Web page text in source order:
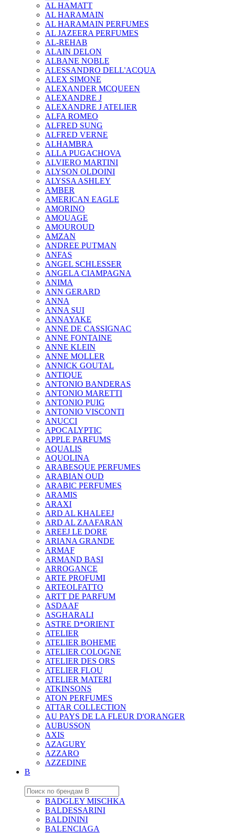
AL HAMATT
AL HARAMAIN
AL HARAMAIN PERFUMES
AL JAZEERA PERFUMES
AL-REHAB
ALAIN DELON
ALBANE NOBLE
ALESSANDRO DELL'ACQUA
ALEX SIMONE
ALEXANDER MCQUEEN
ALEXANDRE J
ALEXANDRE J ATELIER
ALFA ROMEO
ALFRED SUNG
ALFRED VERNE
ALHAMBRA
ALLA PUGACHOVA
ALVIERO MARTINI
ALYSON OLDOINI
ALYSSA ASHLEY
AMBER
AMERICAN EAGLE
AMORINO
AMOUAGE
AMOUROUD
AMZAN
ANDREE PUTMAN
ANFAS
ANGEL SCHLESSER
ANGELA CIAMPAGNA
ANIMA
ANN GERARD
ANNA
ANNA SUI
ANNAYAKE
ANNE DE CASSIGNAC
ANNE FONTAINE
ANNE KLEIN
ANNE MOLLER
ANNICK GOUTAL
ANTIQUE
ANTONIO BANDERAS
ANTONIO MARETTI
ANTONIO PUIG
ANTONIO VISCONTI
ANUCCI
APOCALYPTIC
APPLE PARFUMS
AQUALIS
AQUOLINA
ARABESQUE PERFUMES
ARABIAN OUD
ARABIC PERFUMES
ARAMIS
ARAXI
ARD AL KHALEEJ
ARD AL ZAAFARAN
AREEJ LE DORE
ARIANA GRANDE
ARMAF
ARMAND BASI
ARROGANCE
ARTE PROFUMI
ARTEOLFATTO
ARTT DE PARFUM
ASDAAF
ASGHARALI
ASTRE D*ORIENT
ATELIER
ATELIER BOHEME
ATELIER COLOGNE
ATELIER DES ORS
ATELIER FLOU
ATELIER MATERI
ATKINSONS
ATON PERFUMES
ATTAR COLLECTION
AU PAYS DE LA FLEUR D'ORANGER
AUBUSSON
AXIS
AZAGURY
AZZARO
AZZEDINE
B
BADGLEY MISCHKA
BALDESSARINI
BALDININI
BALENCIAGA